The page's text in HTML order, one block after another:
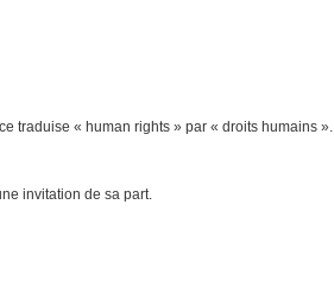
traduise « human rights » par « droits humains ».
invitation de sa part.